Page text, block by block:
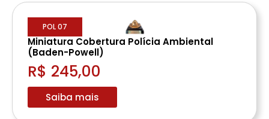
POL 07
Miniatura Cobertura Polícia Ambiental
(Baden-Powell)
R$ 245,00
Saiba mais